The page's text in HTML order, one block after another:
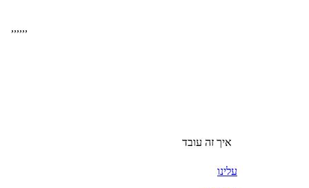
,,,,,,
איך זה עובד
עלינו